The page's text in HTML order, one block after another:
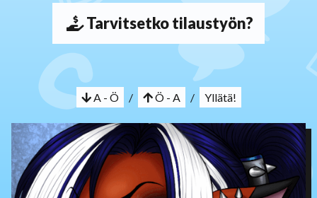
Tarvitsetko tilaustyön?
A - Ö / Ö - A / Yllätä!